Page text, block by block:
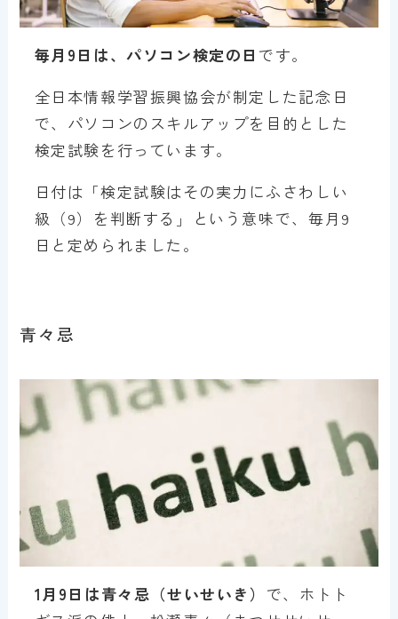
毎月9日は、パソコン検定の日 です。
全日本情報学習振興協会が制定した記念日
で、パソコンのスキルアップを目的とした
検定試験を行っています。
日付は「検定試験はその実力にふさわしい
級（9）を判断する」という意味で、毎月9
日と定められました。
青々忌
1月9日は青々忌（せいせいき） で、ホトト